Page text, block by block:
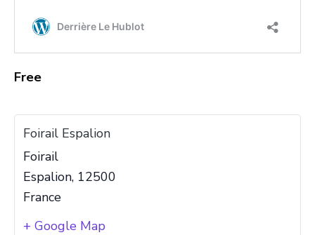
Free
Foirail Espalion
Foirail
Espalion, 12500
France
+ Google Map